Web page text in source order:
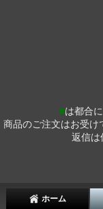
■は都合
商品のご注文はお受け
返信は
ホーム